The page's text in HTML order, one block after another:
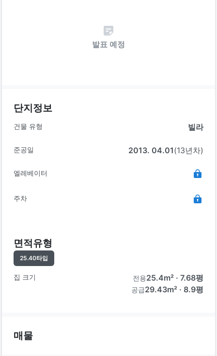
발표 예정
단지정보
건물 유형 빌라
준공일 2013. 04.01(13년차)
엘레베이터
주차
면적유형
25.40타입
집 크기 전용25.4m² · 7.68평
공급29.43m² · 8.9평
매물